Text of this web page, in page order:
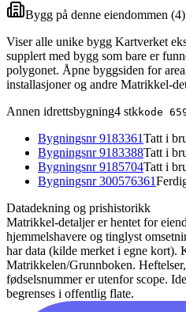
Bygg på denne eiendommen (4)
Viser alle unike bygg Kartverket
supplert med bygg som bare er
polygonet. Åpne byggsiden for
installasjoner og andre Matrikkel-
Annen idrettsbygning4 stkkode
Bygningsnr9183361Tatt i
Bygningsnr9183388Tatt i
Bygningsnr9185704Tatt i
Bygningsnr300576361
Datadekning og prishistorikk
Matrikkel-detaljer er hentet for
hjemmelshavere og tinglyst
har data (kilde merket i egne kort).
Matrikkelen/Grunnboken.
fødselsnummer er utenfor scope.
begrenses i offentlig flate.